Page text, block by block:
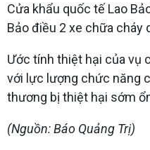
Cửa khẩu quốc tế Lao
Bảo điều 2 xe chữa cháy
Ước tính thiệt hại của vụ
với lực lượng chức năng
thương bị thiệt hại sớm
(Nguồn: Báo Quảng Trị)